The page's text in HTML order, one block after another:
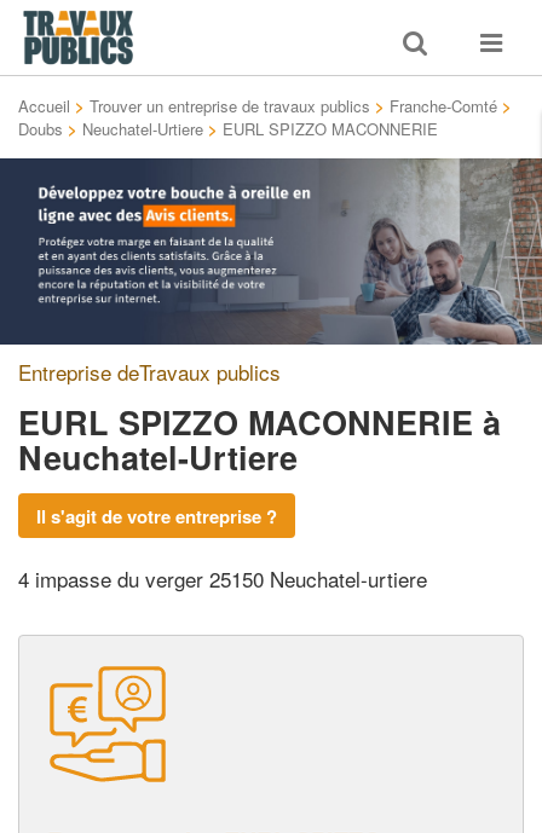
Toggle
search
Toggle
Accueil > Trouver un entreprise de travaux publics > Franche-Comté >
Doubs > Neuchatel-Urtiere > EURL SPIZZO MACONNERIE
Entreprise deTravaux publics
EURL SPIZZO MACONNERIE à
Neuchatel-Urtiere
Il s'agit de votre entreprise ?
4 impasse du verger 25150 Neuchatel-urtiere